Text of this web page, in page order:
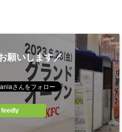
願いします／
feedly